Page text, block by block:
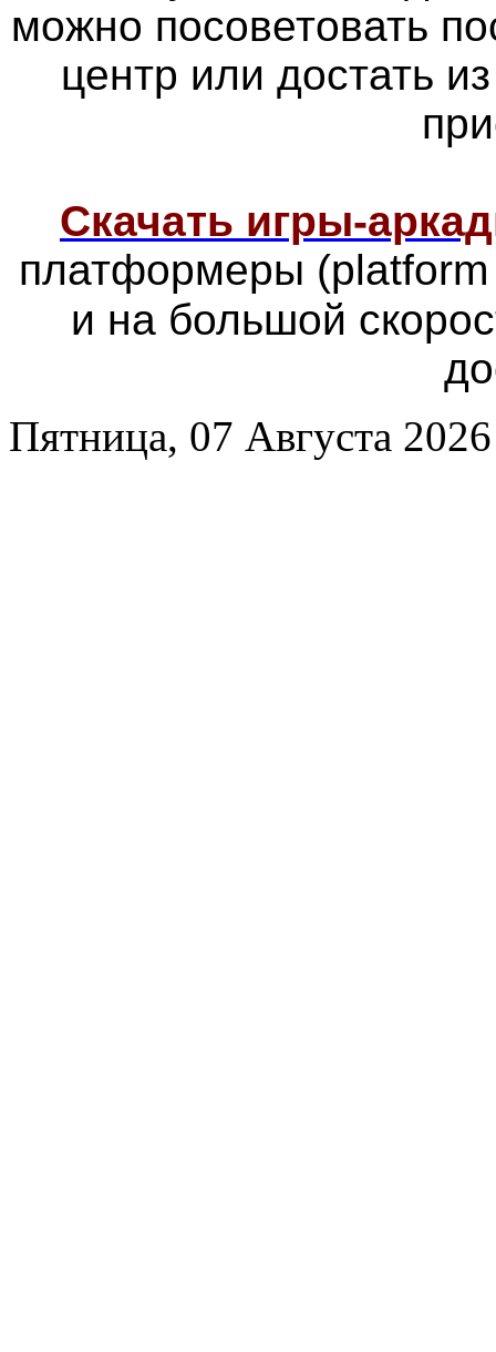
можно посоветовать
центр или достать
Скачать игры-
платформеры
и на большой
Пятница, 07 Августа 2026